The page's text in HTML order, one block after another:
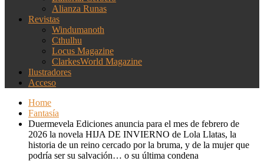
Alianza Runas
Revistas
Windumanoth
Cthulhu
Locus Magazine
ClarkesWorld Magazine
Ilustradores
Acceso
Home
Fantasía
Duermevela Ediciones anuncia para el mes de febrero de
2026 la novela HIJA DE INVIERNO de Lola Llatas, la
historia de un reino cercado por la bruma, y de la mujer que
podría ser su salvación… o su última condena